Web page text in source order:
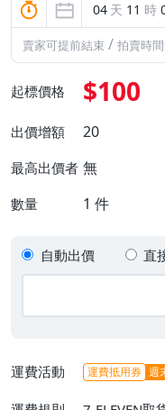
04 天 11 時
賣家可提前結束 / 拍賣時
起標價格 $100
出價增額 20
最高出價者 無
數量 1 件
自動出價 直
運費活動 運費抵用券 週